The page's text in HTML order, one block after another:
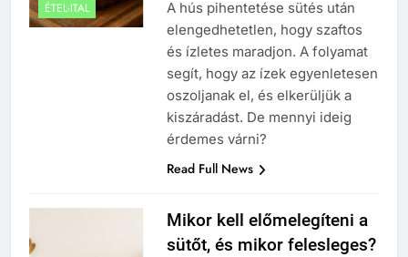
ÉTEL-ITAL
A hús pihentetése sütés után
elengedhetetlen, hogy szaftos
és ízletes maradjon. A folyamat
segít, hogy az ízek egyenletesen
oszoljanak el, és elkerüljük a
kiszáradást. De mennyi ideig
érdemes várni?
Read Full News
Mikor kell előmelegíteni a
sütőt, és mikor felesleges?